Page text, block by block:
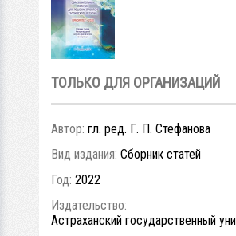
ТОЛЬКО ДЛЯ ОРГАНИЗАЦИЙ
Автор: гл. ред. Г. П. Стефанова
Вид издания: Сборник статей
Год: 2022
Издательство:
Астраханский государственный